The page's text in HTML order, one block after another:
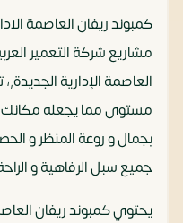
مشاريع شركة التعمير
العاصمة الإدارية
مستوى مما يجعله مكانك
بجمال و روعة المنظر و
جميع سبل الرفاهية و
يحتوي كمبوند ريفان